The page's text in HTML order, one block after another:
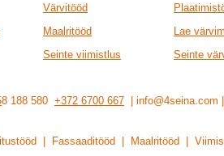
Värvitööd
Maalritööd
Lae
Seinte viimistlus Seinte
8 188 580 +372 6700 667 |
| Fassaaditööd | Maalritööd |